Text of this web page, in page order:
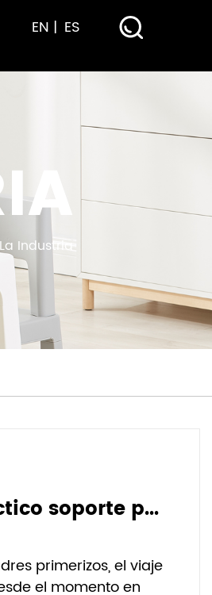
EN ES
Industria
Adopte una alimentación ordenada con el práctico soporte para biberones
primerizos, el viaje
el momento en